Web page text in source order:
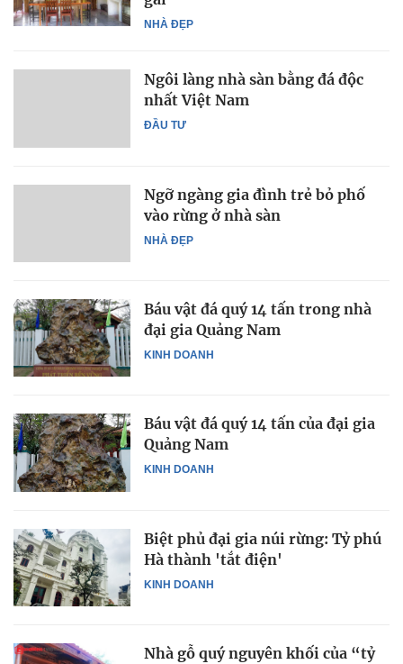
NHÀ ĐẸP
ĐẦU TƯ
Ngôi làng nhà sàn bằng đá độc
nhất Việt Nam
NHÀ ĐẸP
Ngỡ ngàng gia đình trẻ bỏ phố
vào rừng ở nhà sàn
KINH DOANH
Báu vật đá quý 14 tấn trong nhà
đại gia Quảng Nam
KINH DOANH
Báu vật đá quý 14 tấn của đại gia
Quảng Nam
KINH DOANH
Biệt phủ đại gia núi rừng: Tỷ phú
Hà thành 'tắt điện'
Nhà gỗ quý nguyên khối của “tỷ